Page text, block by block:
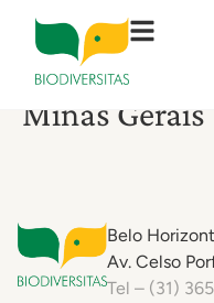
Lista
Ameaçadas
Minas Gerais
Belo
Av. Celso
Tel – (31)